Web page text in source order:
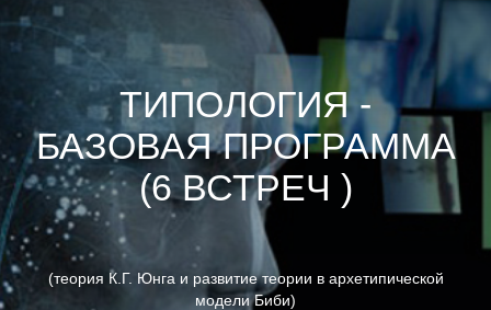
ТИПОЛОГИЯ -
БАЗОВАЯ ПРОГРАММА
(6 ВСТРЕЧ )
(теория К.Г. Юнга и развитие теории в архетипической
модели Биби)